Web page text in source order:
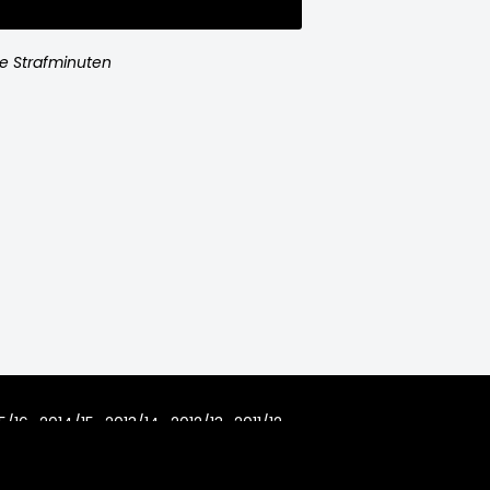
Strafminuten
16 2014/15 2013/14 2012/13 2011/12